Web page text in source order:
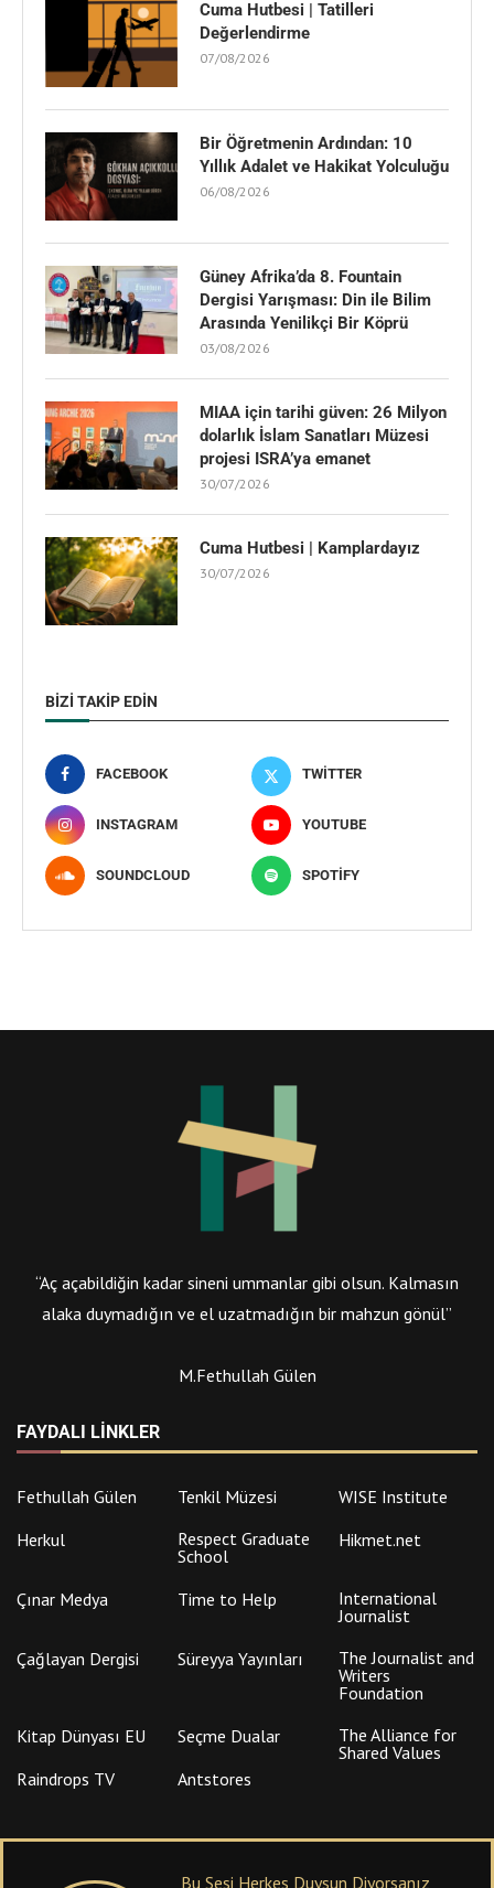
Cuma Hutbesi | Tatilleri
Değerlendirme
07/08/2026
Bir Öğretmenin Ardından: 10
Yıllık Adalet ve Hakikat Yolculuğu
06/08/2026
Güney Afrika’da 8. Fountain
Dergisi Yarışması: Din ile Bilim
Arasında Yenilikçi Bir Köprü
03/08/2026
MIAA için tarihi güven: 26 Milyon
dolarlık İslam Sanatları Müzesi
projesi ISRA’ya emanet
30/07/2026
Cuma Hutbesi | Kamplardayız
30/07/2026
BIZI TAKIP EDIN
FACEBOOK TWITTER
INSTAGRAM YOUTUBE
SOUNDCLOUD SPOTIFY
“Aç açabildiğin kadar sineni ummanlar gibi olsun. Kalmasın
alaka duymadığın ve el uzatmadığın bir mahzun gönül”
M.Fethullah Gülen
FAYDALI LINKLER
Fethullah Gülen Tenkil Müzesi
WISE Institute
Herkul
Respect Graduate
School
Hikmet.net
Çınar Medya Time to Help
International
Journalist
Çağlayan Dergisi
Süreyya Yayınları
The Journalist and
Writers
Foundation
Kitap Dünyası EU
Seçme Dualar
The Alliance for
Shared Values
Raindrops TV
Antstores
Bu Sesi Herkes Duysun Diyorsanız